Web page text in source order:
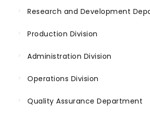
Research and Development
Production Division
Administration Division
Operations Division
Quality Assurance Department